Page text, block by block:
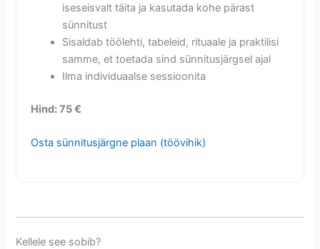
iseseisvalt täita ja kasutada kohe pärast
sünnitust
Sisaldab töölehti, tabeleid, rituaale ja praktilisi
samme, et toetada sind sünnitusjärgsel ajal
Ilma individuaalse sessioonita
Hind: 75 €
Osta sünnitusjärgne plaan (töövihik)
Kellele see sobib?